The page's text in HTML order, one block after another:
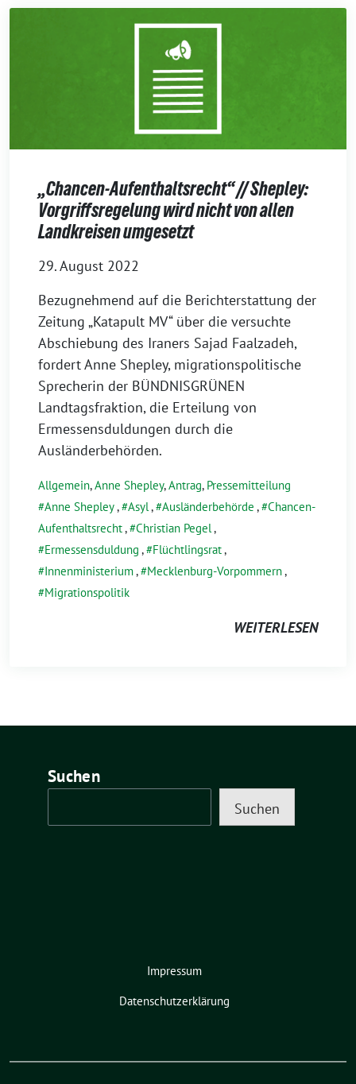
„Chancen-Aufenthaltsrecht“ // Shepley:
Vorgriffsregelung wird nicht von allen
Landkreisen umgesetzt
29. August 2022
Bezugnehmend auf die Berichterstattung der
Zeitung „Katapult MV“ über die versuchte
Abschiebung des Iraners Sajad Faalzadeh,
fordert Anne Shepley, migrationspolitische
Sprecherin der BÜNDNISGRÜNEN
Landtagsfraktion, die Erteilung von
Ermessensduldungen durch die
Ausländerbehörden.
Allgemein,Anne Shepley,Antrag, Pressemitteilung
Anne Shepley, Asyl, Ausländerbehörde , Chancen-
Aufenthaltsrecht, Christian Pegel,
Ermessensduldung , Flüchtlingsrat,
Innenministerium, Mecklenburg-Vorpommern,
Migrationspolitik
WEITERLESEN
Suchen
Suchen
Impressum
Datenschutzerklärung